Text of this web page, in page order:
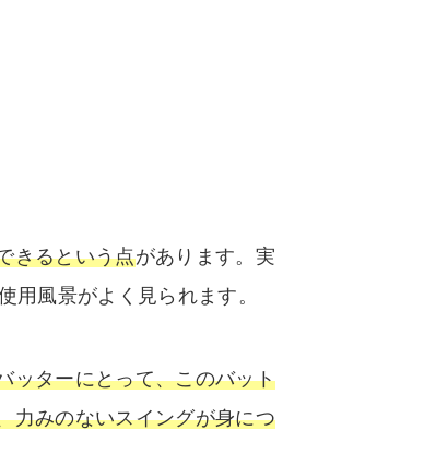
きるという点があります。実
風景がよく見られます。
ッターにとって、このバット
力みのないスイングが身につ